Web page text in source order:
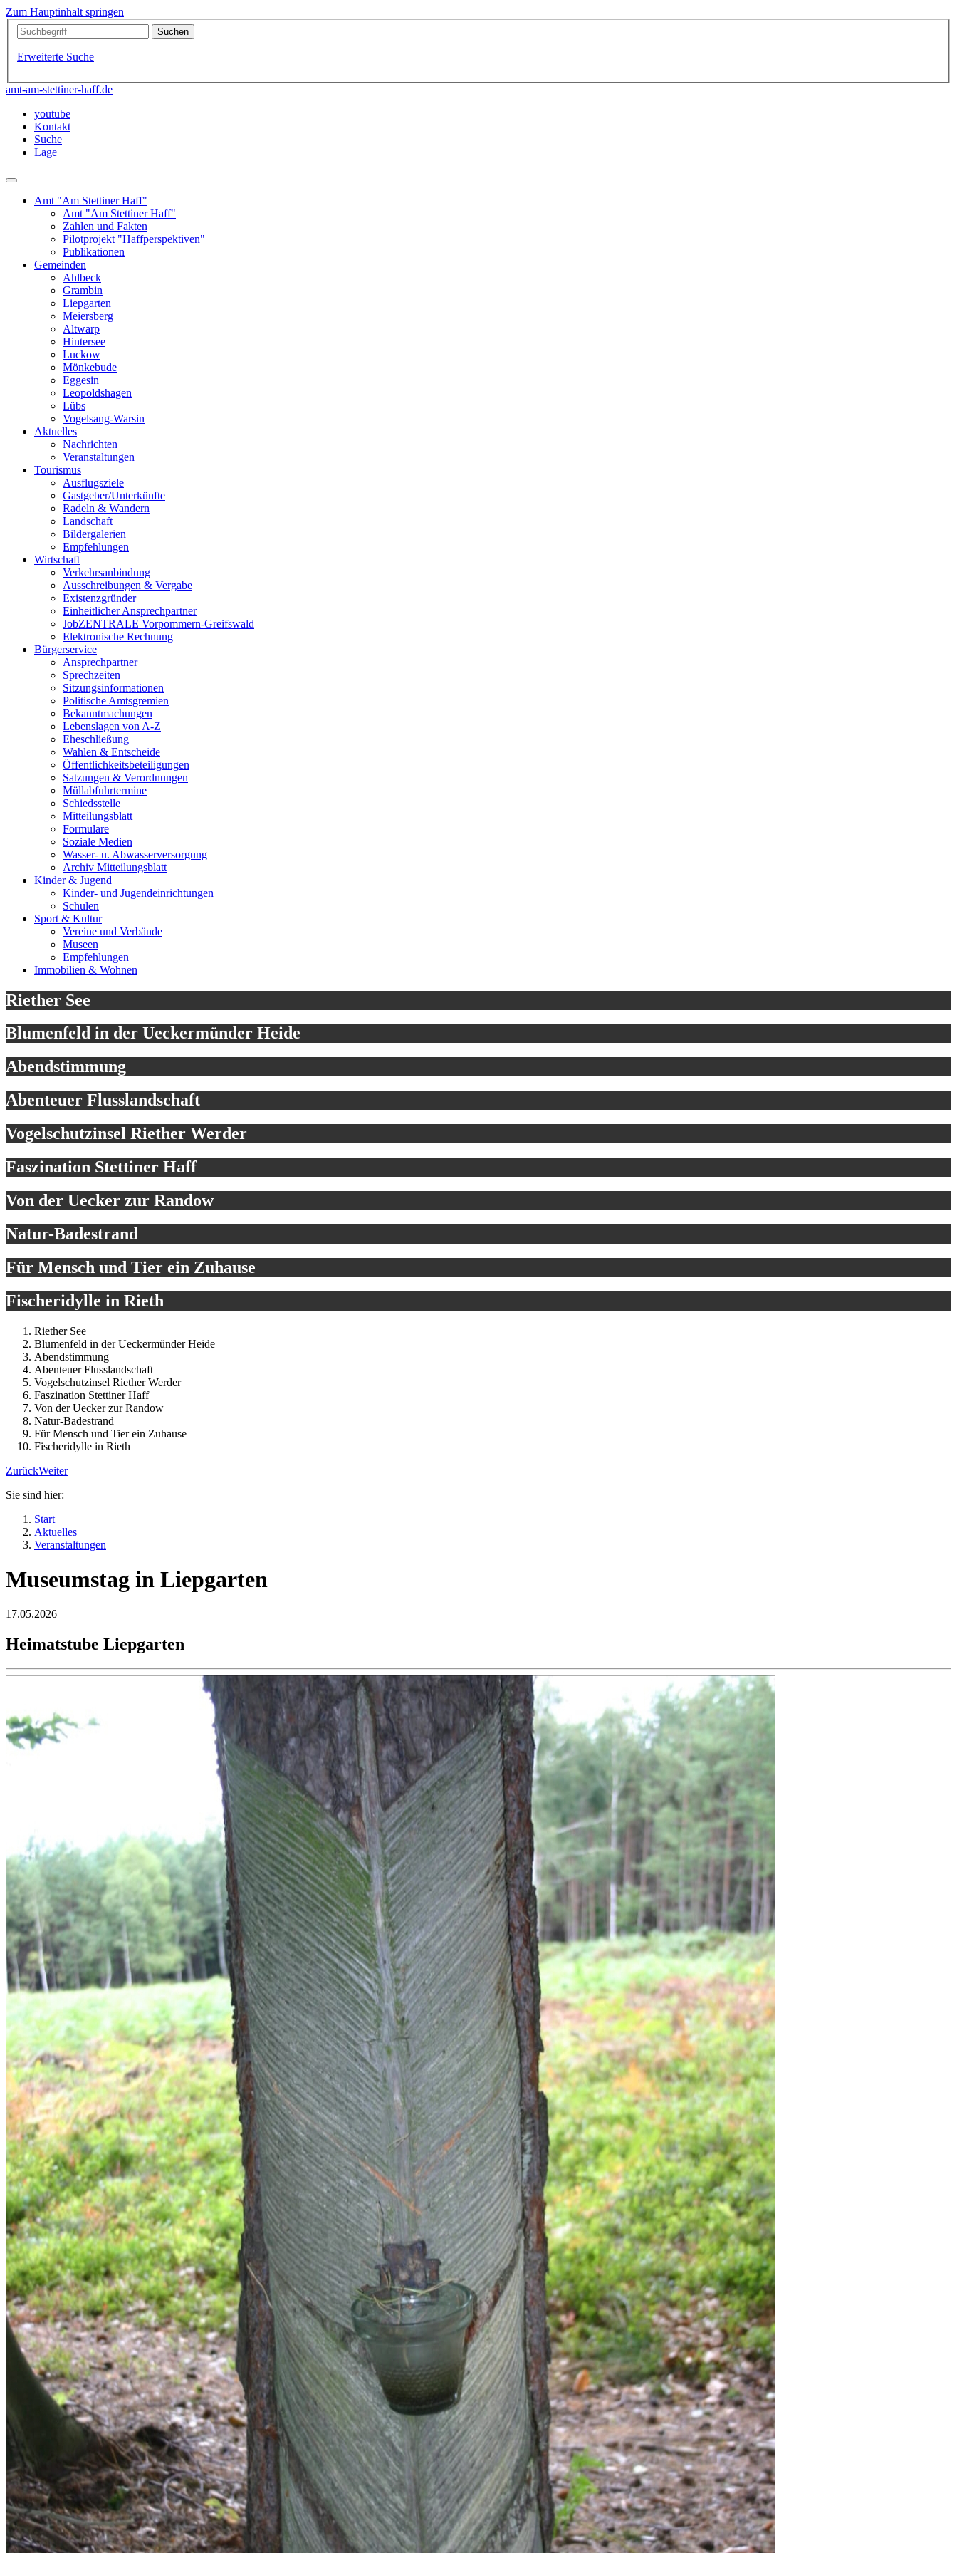
Zum Hauptinhalt springen
Erweiterte Suche
amt-am-stettiner-haff.de
youtube
Kontakt
Suche
Lage
Amt "Am Stettiner Haff"
Amt "Am Stettiner Haff"
Zahlen und Fakten
Pilotprojekt "Haffperspektiven"
Publikationen
Gemeinden
Ahlbeck
Grambin
Liepgarten
Meiersberg
Altwarp
Hintersee
Luckow
Mönkebude
Eggesin
Leopoldshagen
Lübs
Vogelsang-Warsin
Aktuelles
Nachrichten
Veranstaltungen
Tourismus
Ausflugsziele
Gastgeber/Unterkünfte
Radeln & Wandern
Landschaft
Bildergalerien
Empfehlungen
Wirtschaft
Verkehrsanbindung
Ausschreibungen & Vergabe
Existenzgründer
Einheitlicher Ansprechpartner
JobZENTRALE Vorpommern-Greifswald
Elektronische Rechnung
Bürgerservice
Ansprechpartner
Sprechzeiten
Sitzungsinformationen
Politische Amtsgremien
Bekanntmachungen
Lebenslagen von A-Z
Eheschließung
Wahlen & Entscheide
Öffentlichkeitsbeteiligungen
Satzungen & Verordnungen
Müllabfuhrtermine
Schiedsstelle
Mitteilungsblatt
Formulare
Soziale Medien
Wasser- u. Abwasserversorgung
Archiv Mitteilungsblatt
Kinder & Jugend
Kinder- und Jugendeinrichtungen
Schulen
Sport & Kultur
Vereine und Verbände
Museen
Empfehlungen
Immobilien & Wohnen
Riether See
Blumenfeld in der Ueckermünder Heide
Abendstimmung
Abenteuer Flusslandschaft
Vogelschutzinsel Riether Werder
Faszination Stettiner Haff
Von der Uecker zur Randow
Natur-Badestrand
Für Mensch und Tier ein Zuhause
Fischeridylle in Rieth
Riether See
Blumenfeld in der Ueckermünder Heide
Abendstimmung
Abenteuer Flusslandschaft
Vogelschutzinsel Riether Werder
Faszination Stettiner Haff
Von der Uecker zur Randow
Natur-Badestrand
Für Mensch und Tier ein Zuhause
Fischeridylle in Rieth
ZurückWeiter
Sie sind hier:
Start
Aktuelles
Veranstaltungen
Museumstag in Liepgarten
17.05.2026
Heimatstube Liepgarten